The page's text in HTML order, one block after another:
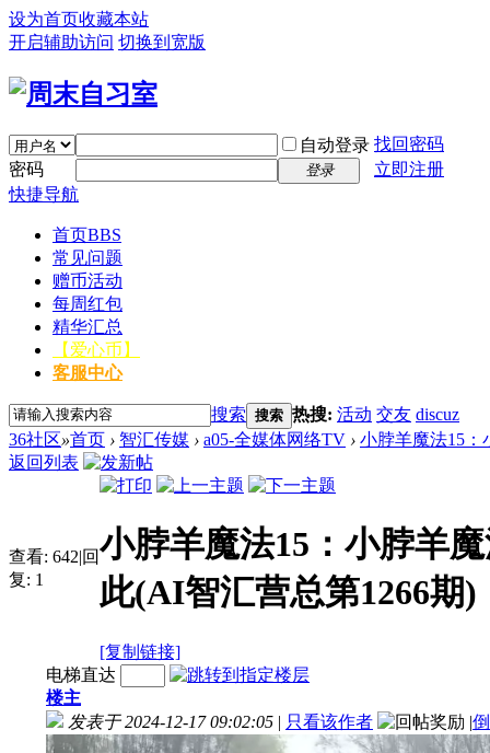
设为首页收藏本站
开启辅助访问 切换到宽版
自动登录 找回密码
密码
登录
立即注册
快捷导航
首页BBS
常见问题
赠币活动
每周红包
精华汇总
【爱心币】
客服中心
搜索 搜索 热搜: 活动 交友 discuz
36社区»首页 › 智汇传媒 › a05-全媒体网络TV › 小脖羊魔法15：
返回列表
查看: 642|回
复: 1
小脖羊魔法15：小脖羊
此(AI智汇营总第1266期)
[复制链接]
电梯直达
楼主
发表于 2024-12-17 09:02:05 | 只看该作者 |